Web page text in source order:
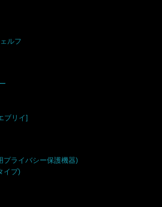
ルフ
ブリイ]
プライバシー保護機器)
イプ)